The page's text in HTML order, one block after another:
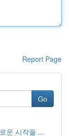
Report Page
Go
운 시작을 ...